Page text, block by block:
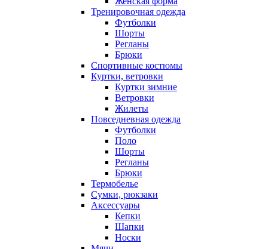
Тренировочная одежда
Футболки
Шорты
Регланы
Брюки
Спортивные костюмы
Куртки, ветровки
Куртки зимние
Ветровки
Жилеты
Повседневная одежда
Футболки
Поло
Шорты
Регланы
Брюки
Термобелье
Сумки, рюкзаки
Аксессуары
Кепки
Шапки
Носки